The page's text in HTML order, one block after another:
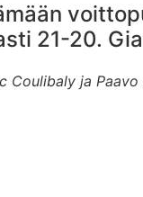
21-20.
ja Paavo